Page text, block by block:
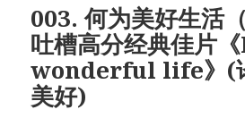
003. 何为美好生
吐槽高分经典佳片
wonderful life》(
美好)